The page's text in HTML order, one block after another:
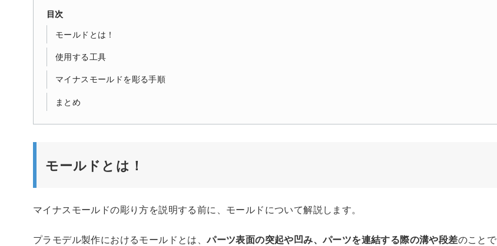
目次
モールドとは！
使用する工具
マイナスモールドを彫る手順
まとめ
モールドとは！
マイナスモールドの彫り方を説明する前に、モールドについて解説します。
プラモデル製作におけるモールドとは、パーツ表面の突起や凹み、パーツを連結する際の溝や段差のことで